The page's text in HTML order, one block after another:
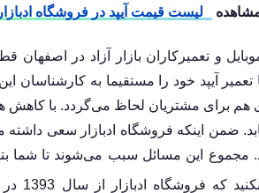
لیست قیمت آیپد در فروشگاه ادبازار
و تعمیرکاران بازار آزاد در اصفهان
آیپد خود را مستقیما به کارشناسان
ضمن اینکه فروشگاه ادبازار سعی داشته
مجموع این مسائل سبب می‌شوند تا شما
از سال 1393 در حوزه واردات و تامین قطعات اورجینال